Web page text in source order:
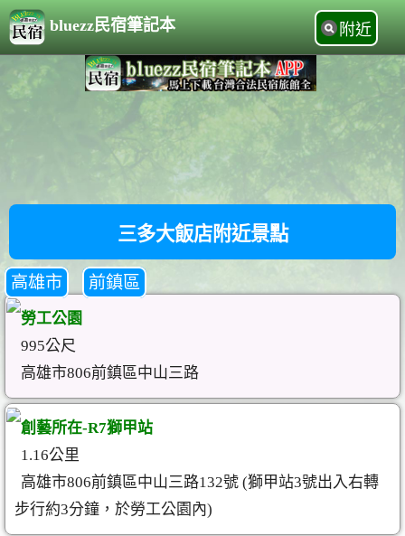
bluezz民宿筆記本 附近
三多大飯店附近景點
高雄市 前鎮區
勞工公園
995公尺
高雄市806前鎮區中山三路
創藝所在-R7獅甲站
1.16公里
高雄市806前鎮區中山三路132號 (獅甲站3號出入右轉
步行約3分鐘，於勞工公園內)